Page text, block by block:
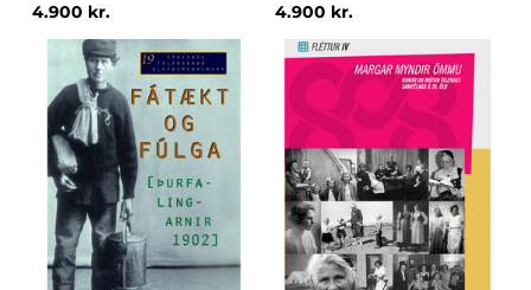
4.900 kr. 4.900 kr.